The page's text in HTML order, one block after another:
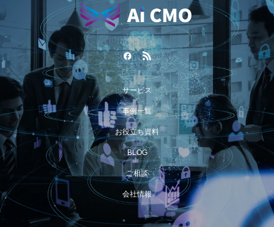
サービス
事例一覧
お役立ち資料
BLOG
ご相談
会社情報